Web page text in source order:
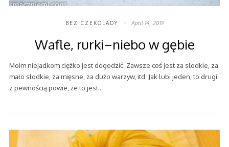
BEZ CZEKOLADY April 14, 2019
Wafle, rurki–niebo w gębie
Moim niejadkom ciężko jest dogodzić. Zawsze coś jest za słodkie, za
mało słodkie, za mięsne, za dużo warzyw, itd. Jak lubi jeden, to drugi
z pewnością powie, że to jest…